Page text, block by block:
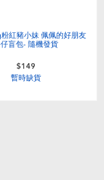
紅豬小妹 佩佩的好朋友
盲包- 隨機發貨
$149
暫時缺貨